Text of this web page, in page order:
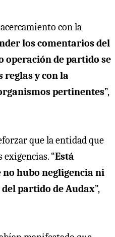
con la
los comentarios del
operación de partido se
reglas y con la
pertinentes”,
que la entidad que
“Está
hubo negligencia ni
partido de Audax”,